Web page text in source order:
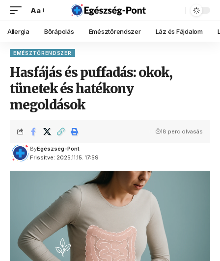
Aa
Allergia Bőrápolás Emésztőrendszer Láz és Fájdalom
EMÉSZTŐRENDSZER
Hasfájás és puffadás: okok,
tünetek és hatékony
megoldások
Frissítve: 2025.11.15. 17:59
ByEgészség-Pont
18 perc olvasás